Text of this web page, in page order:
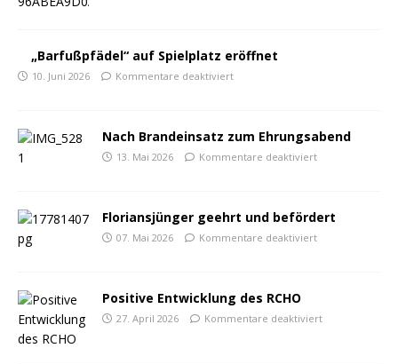
„Barfußpfädel“ auf Spielplatz eröffnet
10. Juni 2026 Kommentare deaktiviert
Nach Brandeinsatz zum Ehrungsabend
13. Mai 2026 Kommentare deaktiviert
Floriansjünger geehrt und befördert
07. Mai 2026 Kommentare deaktiviert
Positive Entwicklung des RCHO
27. April 2026 Kommentare deaktiviert